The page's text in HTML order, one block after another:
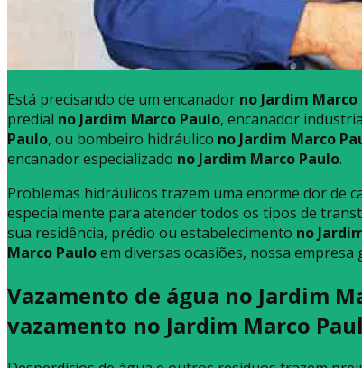
Está precisando de um encanador no Jardim Marco
predial no Jardim Marco Paulo, encanador
Paulo, ou bombeiro hidráulico no Jardim Marco
encanador especializado no Jardim Marco Paulo.
Problemas hidráulicos trazem uma enorme dor de
especialmente para atender todos os tipos de
sua residência, prédio ou estabelecimento no
Marco Pauloem diversas ocasiões, nossa
Vazamento de água no Jardim
vazamento no Jardim Marco